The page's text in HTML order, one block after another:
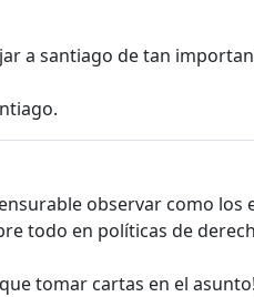
a santiago de tan
observar como
todo en políticas de
tomar cartas en el